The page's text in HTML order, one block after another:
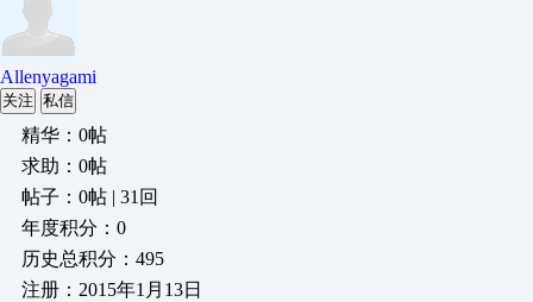
Allenyagami
关注 私信
精华：0帖
求助：0帖
帖子：0帖 | 31回
年度积分：0
历史总积分：495
注册：2015年1月13日